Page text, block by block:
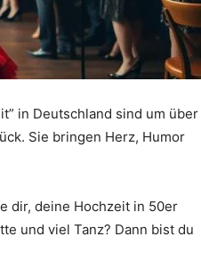
um
in Deutschland sind um über
Sie bringen Herz, Humor
dir, deine Hochzeit in 50er
und viel Tanz? Dann bist du